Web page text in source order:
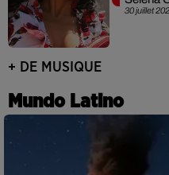
30 juillet
+ DE MUSIQUE
Mundo Latino